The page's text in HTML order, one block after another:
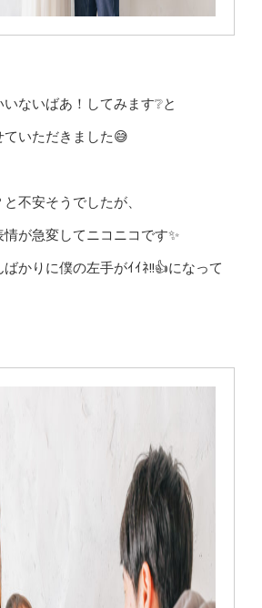
ないばあ！してみます❔と
いただきました😅
不安そうでしたが、
が急変してニコニコです✨
かりに僕の左手がｲｲﾈ!!👍になって